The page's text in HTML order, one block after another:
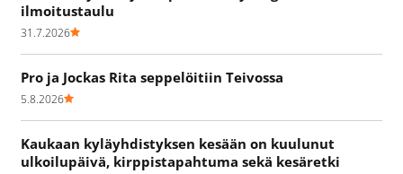
ilmoitustaulu
31.7.2026
Pro ja Jockas Rita seppelöitiin Teivossa
5.8.2026
Kaukaan kyläyhdistyksen kesään on kuulunut
ulkoilupäivä, kirppistapahtuma sekä kesäretki